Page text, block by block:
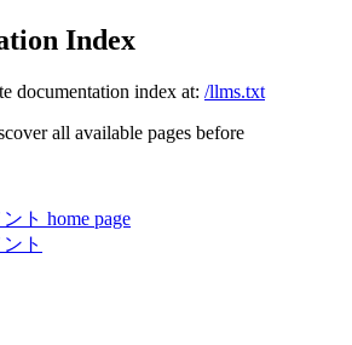
Index
documentation index at: /llms.txt
all available pages before
ト home page
ト